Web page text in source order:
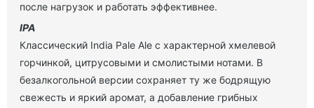
после нагрузок и работать эффективнее.
IPA
Классический India Pale Ale с характерной хмелевой
горчинкой, цитрусовыми и смолистыми нотами. В
безалкогольной версии сохраняет ту же бодрящую
свежесть и яркий аромат, а добавление грибных